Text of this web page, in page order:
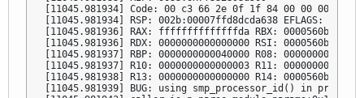
[11045.981934] Code: 00 c3 66 2e 0f 1f 84 00 00 00
[11045.981934] RSP: 002b:00007ffd8dcda638 EFLAGS:
[11045.981936] RAX: ffffffffffffffda RBX:
[11045.981936] RDX: 0000000000000000 RSI:
[11045.981937] RBP: 0000000000040000 R08:
[11045.981937] R10: 0000000000000003 R11:
[11045.981938] R13: 0000000000000000 R14:
[11045.981939] BUG: using smp_processor_id() in